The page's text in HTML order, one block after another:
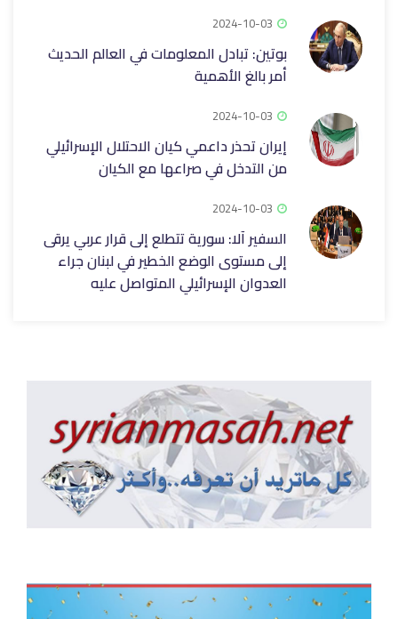
2024-10-03
بوتين: تبادل المعلومات في العالم الحديث
أمر بالغ الأهمية
2024-10-03
إيران تحذر داعمي كيان الاحتلال الإسرائيلي
من التدخل في صراعها مع الكيان
2024-10-03
السفير آلا: سورية تتطلع إلى قرار عربي يرقى
إلى مستوى الوضع الخطير في لبنان جراء
العدوان الإسرائيلي المتواصل عليه